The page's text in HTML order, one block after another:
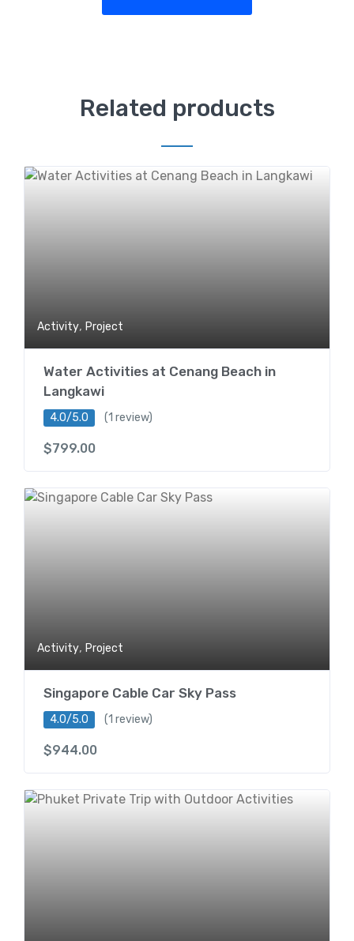
Related products
Activity, Project
Water Activities at Cenang Beach in
Langkawi
4.0/5.0 (1 review)
$799.00
Activity, Project
Singapore Cable Car Sky Pass
4.0/5.0 (1 review)
$944.00